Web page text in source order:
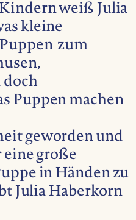
weiß Julia
kleine
zum
doch
Puppen machen
geworden und
große
in Händen zu
Julia Haberkorn